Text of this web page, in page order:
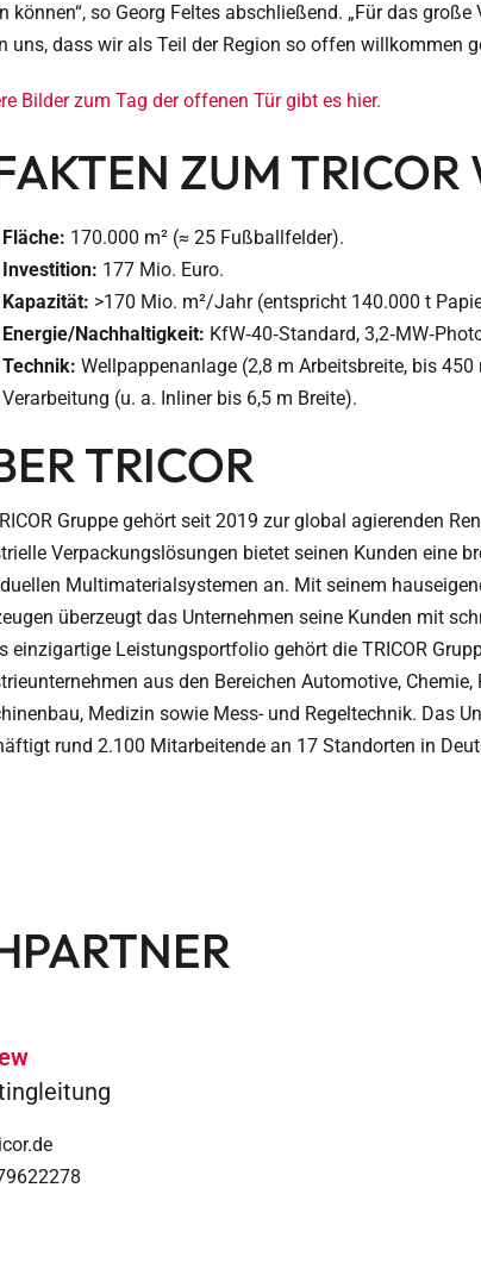
können“, so Georg Feltes abschließend. „Für das
uns, dass wir als Teil der Region so offen willkommen
Bilder zum Tag der offenen Tür gibt es hier.
ZUM TRICOR
Fläche: 170.000 m² (≈ 25 Fußballfelder).
Investition: 177 Mio. Euro.
Kapazität: >170 Mio. m²/Jahr (entspricht 140.000 t
Energie/Nachhaltigkeit: KfW‑40‑Standard, 3,2‑MW‑
Technik: Wellpappenanlage (2,8 m Arbeitsbreite, bis
Verarbeitung (u. a. Inliner bis 6,5 m Breite).
TRICOR
Gruppe gehört seit 2019 zur global agierenden
Verpackungslösungen bietet seinen Kunden eine
Multimaterialsystemen an. Mit seinem
überzeugt das Unternehmen seine Kunden mit
einzigartige Leistungsportfolio gehört die TRICOR
aus den Bereichen Automotive, Chemie,
Medizin sowie Mess- und Regeltechnik. Das
rund 2.100 Mitarbeitende an 17 Standorten in